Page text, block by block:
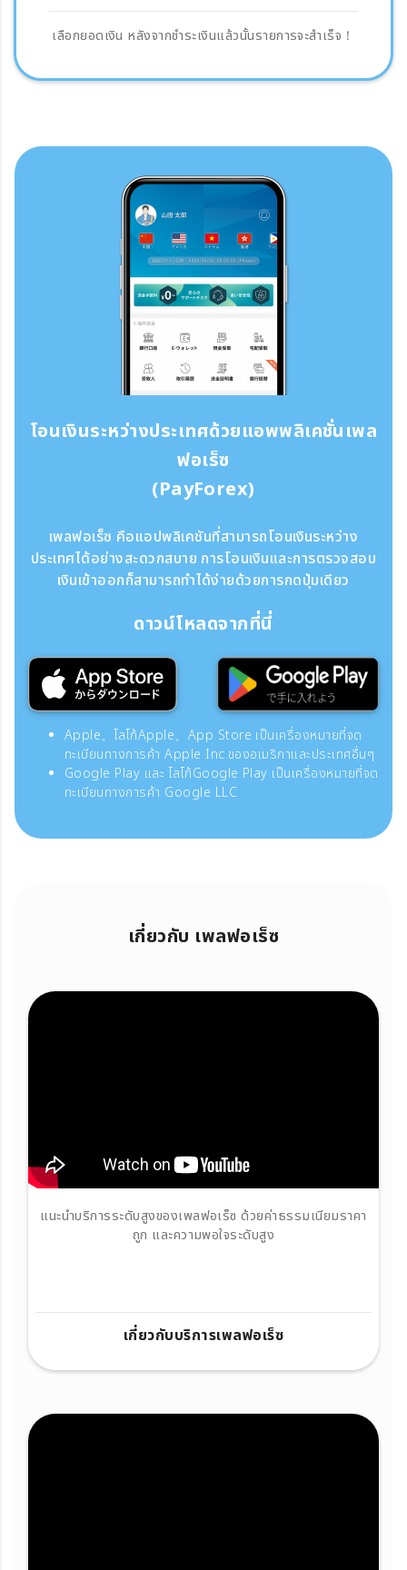
เลือกยอดเงิน หลังจากชำระเงินแล้วนั้นรายการจะสำเร็จ！
โอนเงินระหว่างประเทศด้วยแอพพลิเคชั่นเพล
ฟอเร็ซ
(PayForex)
เพลฟอเร็ซ คือแอปพลิเคชันที่สามารถโอนเงินระหว่าง
ประเทศได้อย่างสะดวกสบาย การโอนเงินและการตรวจสอบ
เงินเข้าออกก็สามารถทำได้ง่ายด้วยการกดปุ่มเดียว
ดาวน์โหลดจากที่นี่
Apple、โลโก้Apple、App Store เป็นเครื่องหมายที่จด
ทะเบียนทางการค้า Apple Inc.ของอเมริกาและประเทศอื่นๆ
Google Play และ โลโก้Google Play เป็นเครื่องหมายที่จด
ทะเบียนทางการค้า Google LLC
เกี่ยวกับ เพลฟอเร็ซ
แนะนำบริการระดับสูงของเพลฟอเร็ซ ด้วยค่าธรรมเนียมราคา
ถูก และความพอใจระดับสูง
เกี่ยวกับบริการเพลฟอเร็ซ